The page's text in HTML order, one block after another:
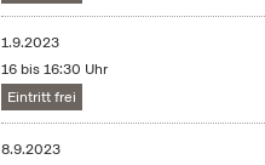
1.9.2023
16 bis 16:30 Uhr
Eintritt frei
8.9.2023